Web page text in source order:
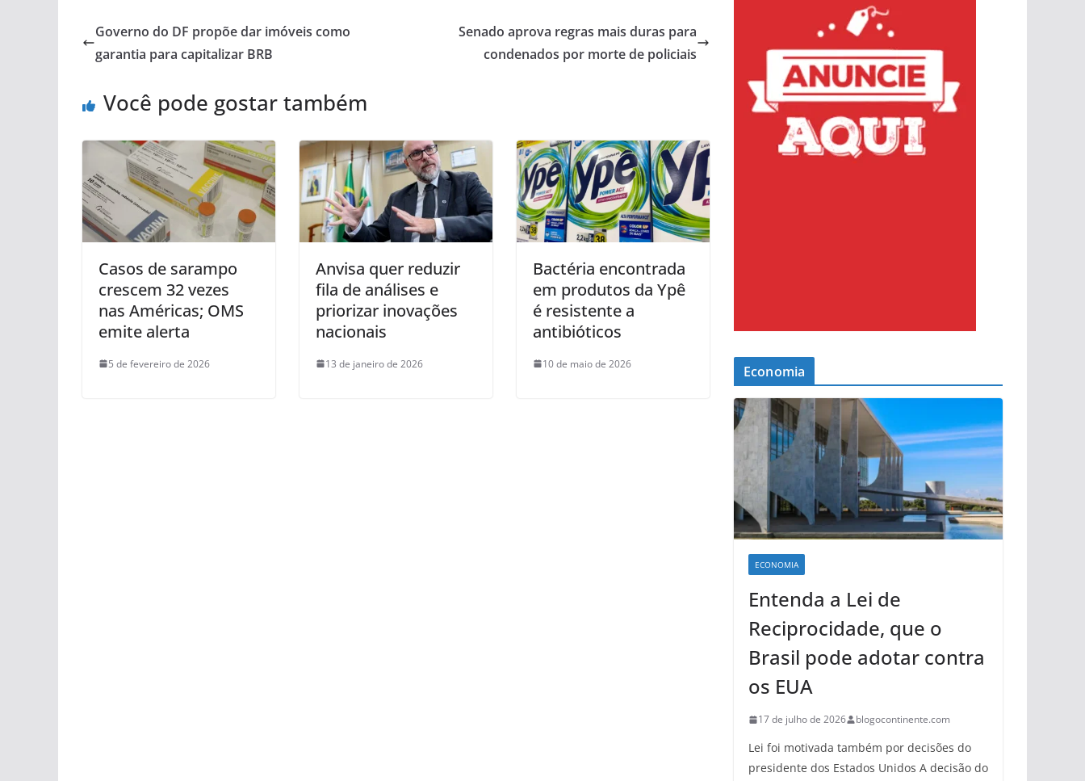
Governo do DF propõe dar imóveis como
garantia para capitalizar BRB
Senado aprova regras mais duras para
condenados por morte de policiais
Você pode gostar também
Casos de sarampo
crescem 32 vezes
nas Américas; OMS
emite alerta
5 de fevereiro de 2026
Anvisa quer reduzir
fila de análises e
priorizar inovações
nacionais
13 de janeiro de 2026
Bactéria encontrada
em produtos da Ypê
é resistente a
antibióticos
10 de maio de 2026 Economia
ECONOMIA
Entenda a Lei de
Reciprocidade, que o
Brasil pode adotar contra
os EUA
17 de julho de 2026 blogocontinente.com
Lei foi motivada também por decisões do
presidente dos Estados Unidos A decisão do